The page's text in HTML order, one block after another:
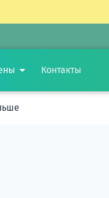
Контакты